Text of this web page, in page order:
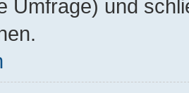
Umfrage) und